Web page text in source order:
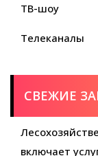
ТВ-шоу
Телеканалы
СВЕЖИЕ
включает